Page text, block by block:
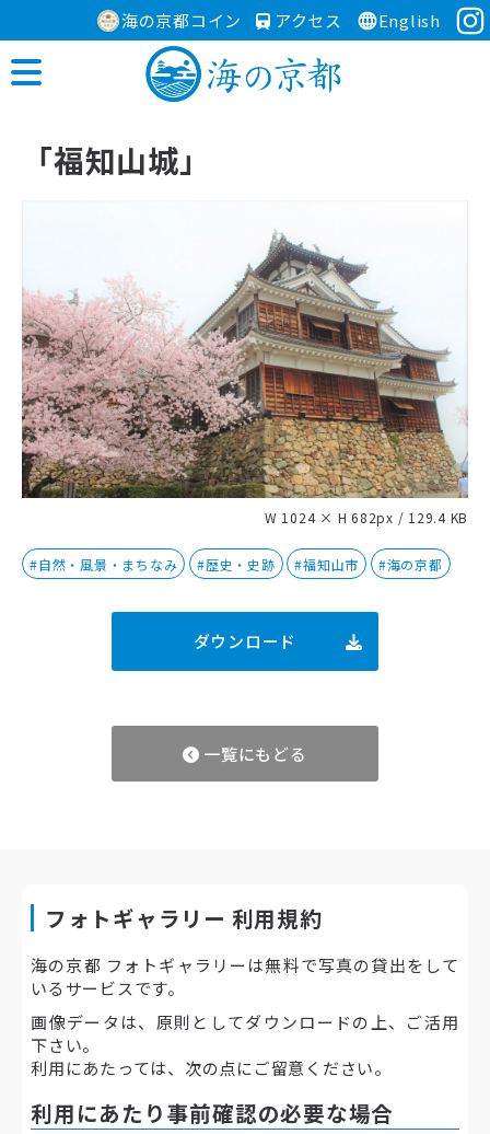
海の京都コイン アクセス English
「福知山城」
W 1024 × H 682px / 129.4 KB
#自然・風景・まちなみ #歴史・史跡 #福知山市 #海の京都
ダウンロード
一覧にもどる
フォトギャラリー 利用規約
海の京都 フォトギャラリーは無料で写真の貸出をして
いるサービスです。
画像データは、原則としてダウンロードの上、ご活用
下さい。
利用にあたっては、次の点にご留意ください。
利用にあたり事前確認の必要な場合